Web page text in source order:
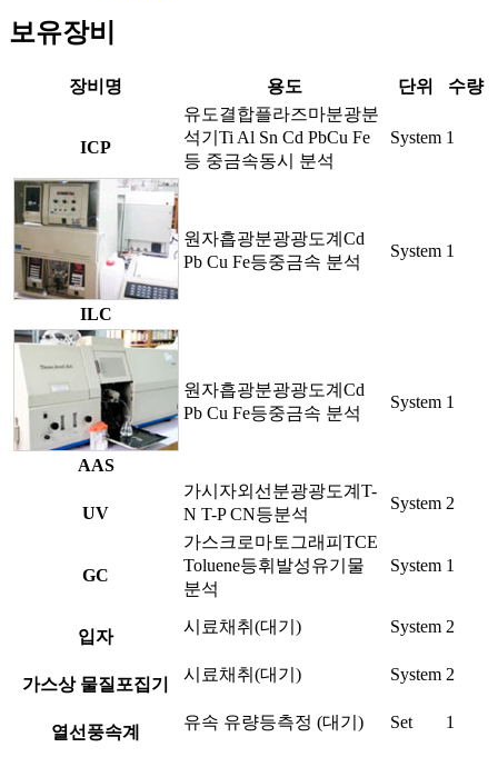
보유장비
장비명 용도 단위 수량
ICP
유도결합플라즈마분광분
석기Ti Al Sn Cd PbCu Fe
등 중금속동시 분석
System 1
ILC
원자흡광분광광도계Cd
Pb Cu Fe등중금속 분석
System 1
AAS
원자흡광분광광도계Cd
Pb Cu Fe등중금속 분석
System 1
UV
가시자외선분광광도계T-
N T-P CN등분석
System 2
GC
가스크로마토그래피TCE
Toluene등휘발성유기물
분석
System 1
입자
시료채취(대기) System 2
가스상 물질포집기
시료채취(대기) System 2
열선풍속계
유속 유량등측정 (대기) Set 1